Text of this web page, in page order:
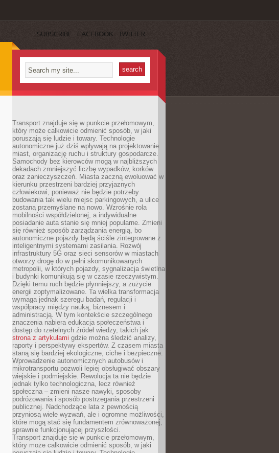
SUBSCRIBE FACEBOOK TWITTER
Transport znajduje się w punkcie przełomowym,
który może całkowicie odmienić sposób, w jaki
poruszają się ludzie i towary. Technologie
autonomiczne już dziś wpływają na projektowanie
miast, organizację ruchu i struktury gospodarcze.
Samochody bez kierowców mogą w najbliższych
dekadach zmniejszyć liczbę wypadków, korków
oraz zanieczyszczeń. Miasta zaczną ewoluować w
kierunku przestrzeni bardziej przyjaznych
człowiekowi, ponieważ nie będzie potrzeby
budowania tak wielu miejsc parkingowych, a ulice
zostaną przemyślane na nowo. Wzrośnie rola
mobilności współdzielonej, a indywidualne
posiadanie auta stanie się mniej popularne. Zmieni
się również sposób zarządzania energią, bo
autonomiczne pojazdy będą ściśle zintegrowane z
inteligentnymi systemami zasilania. Rozwój
infrastruktury 5G oraz sieci sensorów w miastach
otworzy drogę do w pełni skomunikowanych
metropolii, w których pojazdy, sygnalizacja świetlna
i budynki komunikują się w czasie rzeczywistym.
Dzięki temu ruch będzie płynniejszy, a zużycie
energii zoptymalizowane. Ta wielka transformacja
wymaga jednak szeregu badań, regulacji i
współpracy między nauką, biznesem i
administracją. W tym kontekście szczególnego
znaczenia nabiera edukacja społeczeństwa i
dostęp do rzetelnych źródeł wiedzy, takich jak
strona z artykułami gdzie można śledzić analizy,
raporty i perspektywy ekspertów. Z czasem miasta
staną się bardziej ekologiczne, ciche i bezpieczne.
Wprowadzenie autonomicznych autobusów i
mikrotransportu pozwoli lepiej obsługiwać obszary
wiejskie i podmiejskie. Rewolucja ta nie będzie
jednak tylko technologiczna, lecz również
społeczna – zmieni nasze nawyki, sposoby
podróżowania i sposób postrzegania przestrzeni
publicznej. Nadchodzące lata z pewnością
przyniosą wiele wyzwań, ale i ogromne możliwości,
które mogą stać się fundamentem zrównoważonej,
sprawnie funkcjonującej przyszłości.
Transport znajduje się w punkcie przełomowym,
który może całkowicie odmienić sposób, w jaki